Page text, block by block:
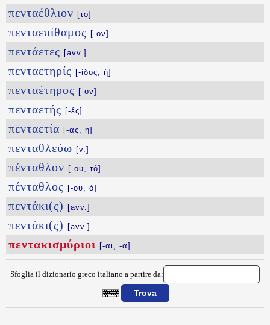
πενταέθλιον [τό]
πενταεπίθαμος [-ον]
πεντάετες [avv.]
πενταετηρίς [-ίδος, ἡ]
πενταέτηρος [-ον]
πενταετής [-ές]
πενταετία [-ας, ἡ]
πενταθλεύω [v.]
πένταθλον [-ου, τό]
πένταθλος [-ου, ὁ]
πεντάκι(ς) [avv.]
πεντάκι(ς) [avv.]
πεντακισμύριοι [-αι, -α]
Sfoglia il dizionario greco italiano a partire da: